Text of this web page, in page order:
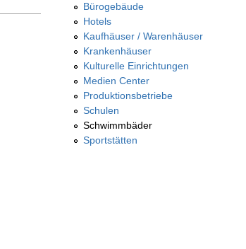
Bürogebäude
Hotels
Kaufhäuser / Warenhäuser
Krankenhäuser
Kulturelle Einrichtungen
Medien Center
Produktionsbetriebe
Schulen
Schwimmbäder
Sportstätten